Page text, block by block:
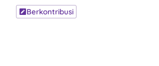
Berkontribusi